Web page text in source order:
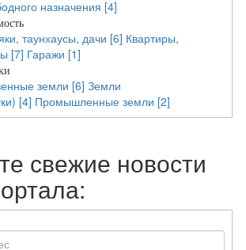
назначения [4]
таунхаусы, дачи [6] Квартиры,
[7] Гаражи [1]
земли [6] Земли
[4] Промышленные земли [2]
свежие новости